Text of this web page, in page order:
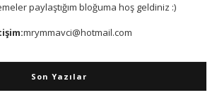
paylaştığım bloğuma hoş geldiniz :)
mrymmavci@hotmail.com
Son Yazılar